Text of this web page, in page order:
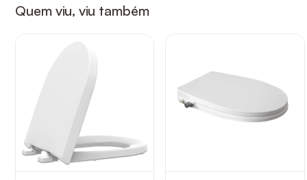
Quem viu, viu também